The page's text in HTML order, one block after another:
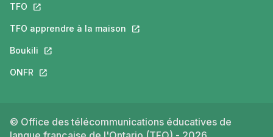
TFO Ce lien s'ouvrira dans un nouvel onglet.
TFO apprendre à la maison Ce lien s'ouvrira dans un nouvel
Boukili Ce lien s'ouvrira dans un nouvel onglet.
ONFR Ce lien s'ouvrira dans un nouvel onglet.
© Office des télécommunications éducatives de